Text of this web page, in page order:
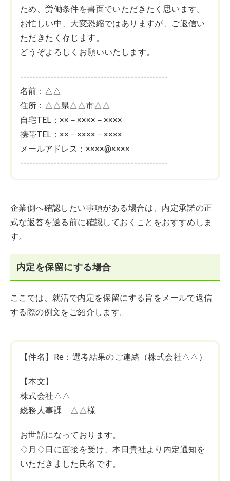
ため、労働条件を書面でいただきたく思います。
お忙しい中、大変恐縮ではありますが、ご返信い
ただきたく存じます。
どうぞよろしくお願いいたします。
------------------------------------------------
名前：△△
住所：△△県△△市△△
自宅TEL：××－××××－××××
携帯TEL：××－××××－××××
メールアドレス：××××@××××
------------------------------------------------
企業側へ確認したい事項がある場合は、内定承諾の正
式な返答を送る前に確認しておくことをおすすめしま
す。
内定を保留にする場合
ここでは、就活で内定を保留にする旨をメールで返信
する際の例文をご紹介します。
【件名】Re：選考結果のご連絡（株式会社△△）
【本文】
株式会社△△
総務人事課 △△様
お世話になっております。
♢月♢日に面接を受け、本日貴社より内定通知を
いただきました氏名です。